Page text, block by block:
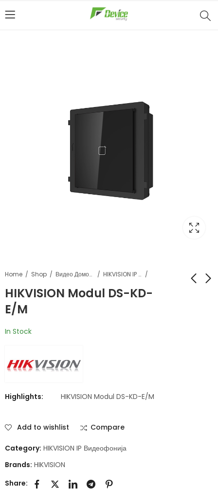
Home Shop Видео Домофонија HIKVISION IP Видеофонија
HIKVISION Modul DS-KD-
E/M
In Stock
Highlights: HIKVISION Modul DS-KD-E/M
Add to wishlist Compare
Category: HIKVISION IP Видеофонија
Brands: HIKVISION
Share: